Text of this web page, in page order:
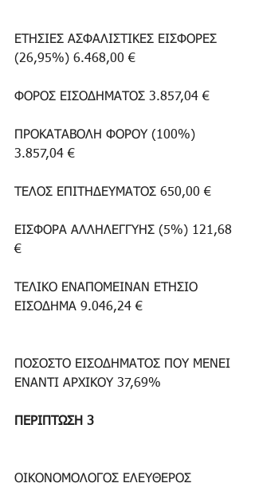
ΕΤΗΣΙΕΣ ΑΣΦΑΛΙΣΤΙΚΕΣ ΕΙΣΦΟΡΕΣ
(26,95%) 6.468,00 €
ΦΟΡΟΣ ΕΙΣΟΔΗΜΑΤΟΣ 3.857,04 €
ΠΡΟΚΑΤΑΒΟΛΗ ΦΟΡΟΥ (100%)
3.857,04 €
ΤΕΛΟΣ ΕΠΙΤΗΔΕΥΜΑΤΟΣ 650,00 €
ΕΙΣΦΟΡΑ ΑΛΛΗΛΕΓΓΥΗΣ (5%) 121,68
€
ΤΕΛΙΚΟ ΕΝΑΠΟΜΕΙΝΑΝ ΕΤΗΣΙΟ
ΕΙΣΟΔΗΜΑ 9.046,24 €
ΠΟΣΟΣΤΟ ΕΙΣΟΔΗΜΑΤΟΣ ΠΟΥ ΜΕΝΕΙ
ΕΝΑΝΤΙ ΑΡΧΙΚΟΥ 37,69%
ΠΕΡΙΠΤΩΣΗ 3
ΟΙΚΟΝΟΜΟΛΟΓΟΣ ΕΛΕΥΘΕΡΟΣ